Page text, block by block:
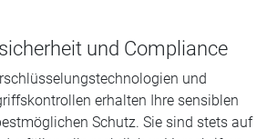
und Compliance
und
erhalten Ihre sensiblen
Schutz. Sie sind stets auf